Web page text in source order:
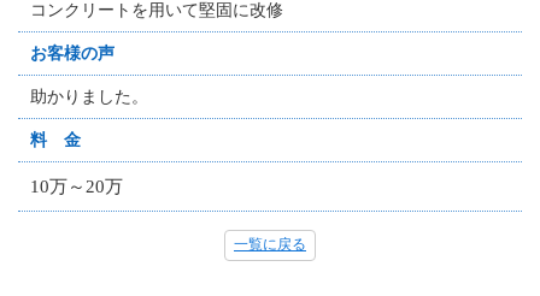
コンクリートを用いて堅固に改修
お客様の声
助かりました。
料 金
10万～20万
一覧に戻る